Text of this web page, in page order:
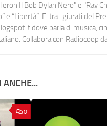
Il Bob Dylan Nero" e "Ray
e “Libertà”. E' tra i giurati del
dove parla di musica,
Collabora con Radiocoop
ANCHE...
0